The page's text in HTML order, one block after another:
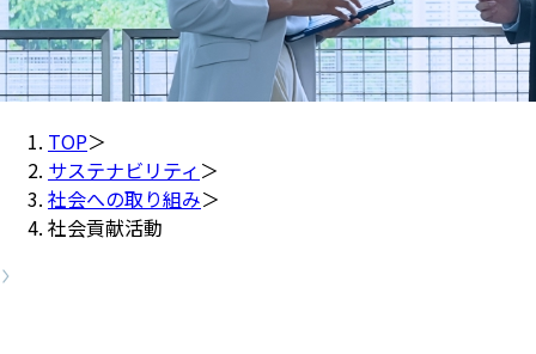
TOP＞
サステナビリティ ＞
社会への取り組み＞
社会貢献活動